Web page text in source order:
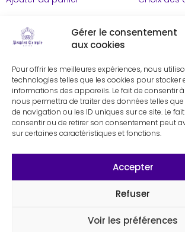
Gérer le consentement
aux cookies
Pour offrir les meilleures expériences, nous
technologies telles que les cookies pour stocker
informations des appareils. Le fait de consentir
nous permettra de traiter des données telles
de navigation ou les ID uniques sur ce site. Le
consentir ou de retirer son consentement peut
sur certaines caractéristiques et fonctions.
Accepter
Refuser
Voir les préférences